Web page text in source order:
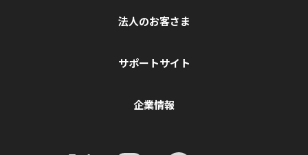
法人のお客さま
サポートサイト
企業情報